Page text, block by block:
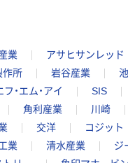
業 アサヒサンレッド
作所 岩谷産業
フ・エム・アイ SIS
角利産業 川崎
交洋 コジット
業 清水産業 ジ